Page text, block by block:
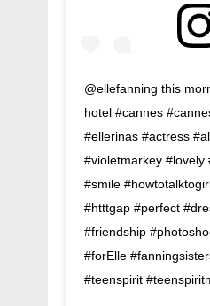
@ellefanning this
hotel #cannes
#ellerinas #actress
#violetmarkey #lovely
#smile
#htttgap #perfect
#friendship
#forElle
#teenspirit